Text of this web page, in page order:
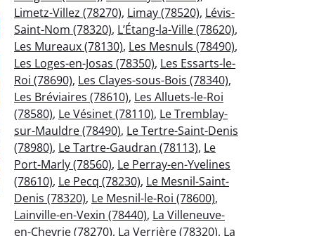
Limetz-Villez (78270), Limay (78520), Lévis-
Saint-Nom (78320), L’Étang-la-Ville (78620),
Les Mureaux (78130), Les Mesnuls (78490),
Les Loges-en-Josas (78350), Les Essarts-le-
Roi (78690), Les Clayes-sous-Bois (78340),
Les Bréviaires (78610), Les Alluets-le-Roi
(78580), Le Vésinet (78110), Le Tremblay-
sur-Mauldre (78490), Le Tertre-Saint-Denis
(78980), Le Tartre-Gaudran (78113), Le
Port-Marly (78560), Le Perray-en-Yvelines
(78610), Le Pecq (78230), Le Mesnil-Saint-
Denis (78320), Le Mesnil-le-Roi (78600),
Lainville-en-Vexin (78440), La Villeneuve-
en-Chevrie (78270), La Verrière (78320), La